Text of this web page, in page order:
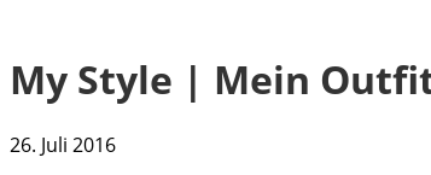
My Style | Mein
26. Juli 2016